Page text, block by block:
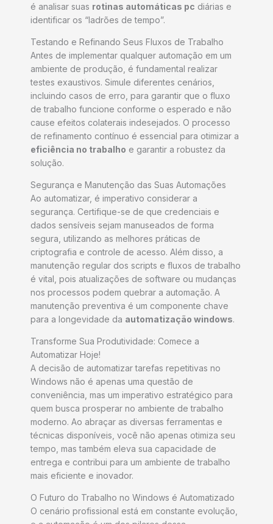
é analisar suas rotinas automáticas pc diárias e
identificar os “ladrões de tempo”.
Testando e Refinando Seus Fluxos de Trabalho
Antes de implementar qualquer automação em um
ambiente de produção, é fundamental realizar
testes exaustivos. Simule diferentes cenários,
incluindo casos de erro, para garantir que o fluxo
de trabalho funcione conforme o esperado e não
cause efeitos colaterais indesejados. O processo
de refinamento contínuo é essencial para otimizar a
eficiência no trabalho e garantir a robustez da
solução.
Segurança e Manutenção das Suas Automações
Ao automatizar, é imperativo considerar a
segurança. Certifique-se de que credenciais e
dados sensíveis sejam manuseados de forma
segura, utilizando as melhores práticas de
criptografia e controle de acesso. Além disso, a
manutenção regular dos scripts e fluxos de trabalho
é vital, pois atualizações de software ou mudanças
nos processos podem quebrar a automação. A
manutenção preventiva é um componente chave
para a longevidade da automatização windows.
Transforme Sua Produtividade: Comece a
Automatizar Hoje!
A decisão de automatizar tarefas repetitivas no
Windows não é apenas uma questão de
conveniência, mas um imperativo estratégico para
quem busca prosperar no ambiente de trabalho
moderno. Ao abraçar as diversas ferramentas e
técnicas disponíveis, você não apenas otimiza seu
tempo, mas também eleva sua capacidade de
entrega e contribui para um ambiente de trabalho
mais eficiente e inovador.
O Futuro do Trabalho no Windows é Automatizado
O cenário profissional está em constante evolução,